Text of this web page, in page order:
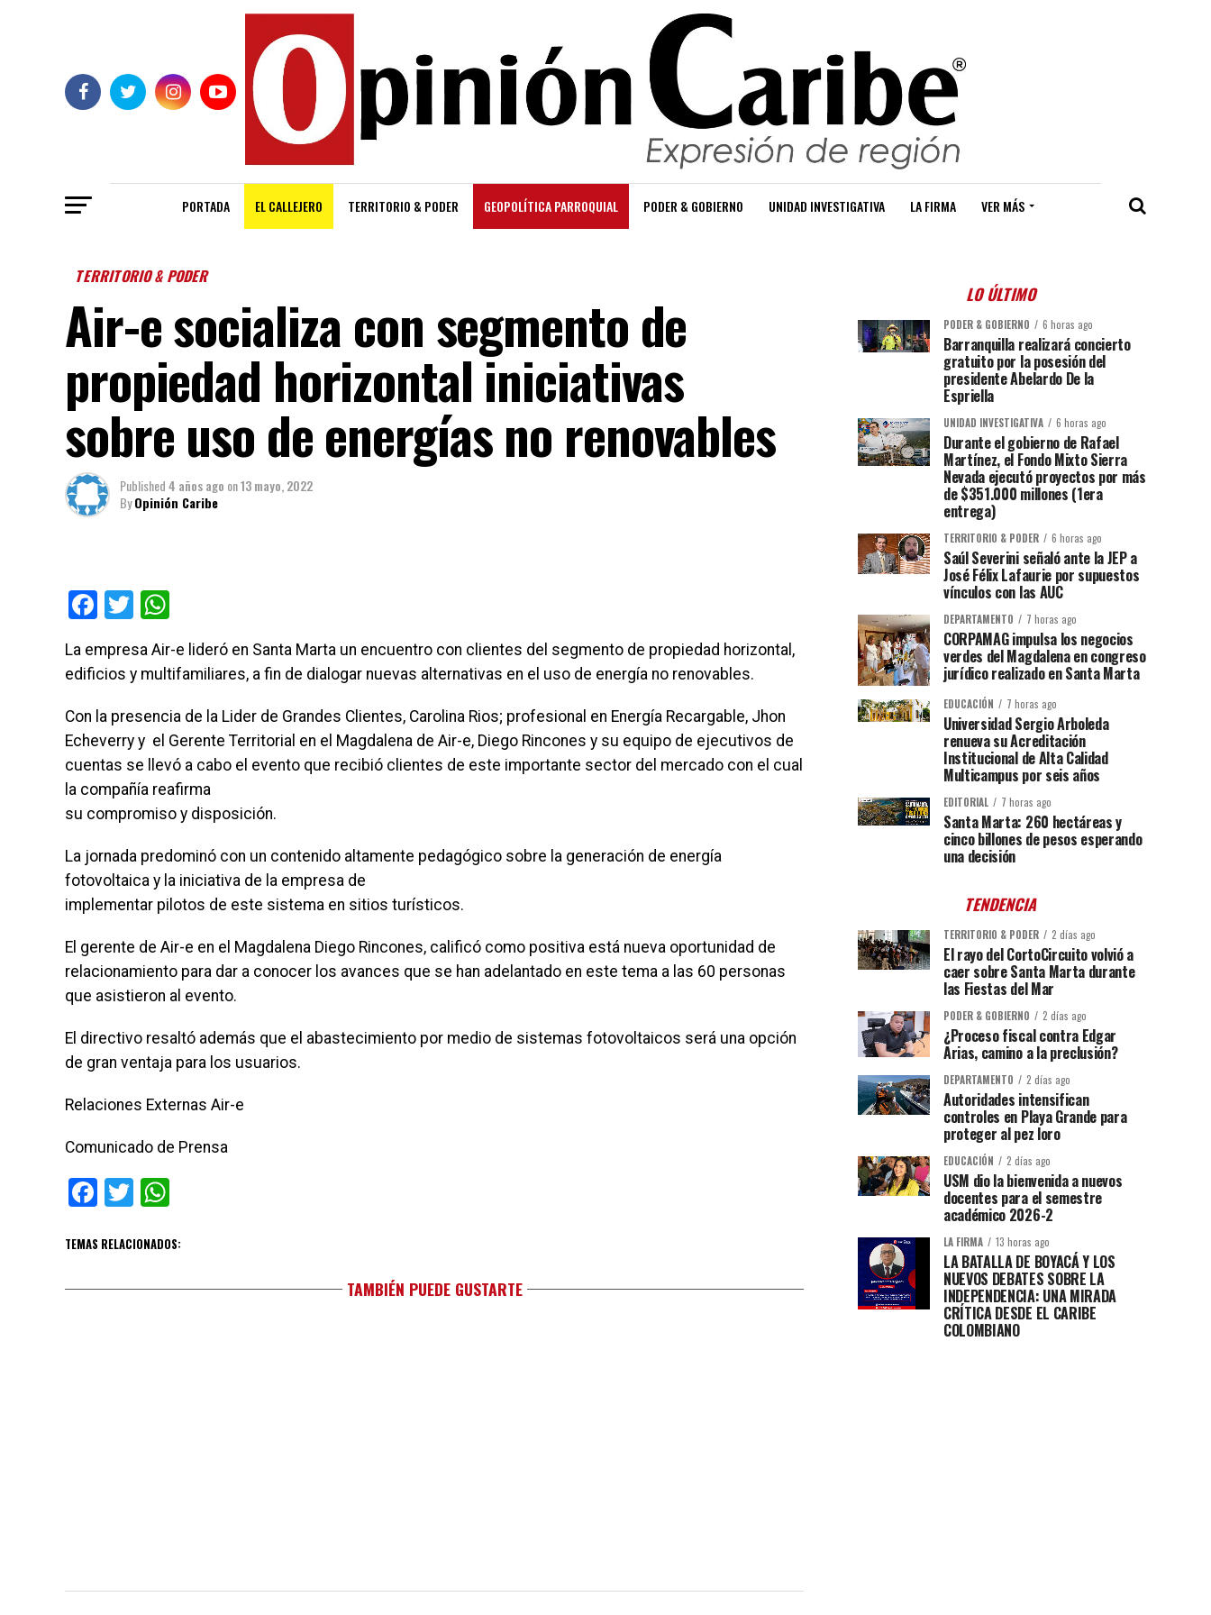
PORTADA EL CALLEJERO TERRITORIO & PODER GEOPOLÍTICA PARROQUIAL PODER & GOBIERNO UNIDAD INVESTIGATIVA LA FIRMA VER MÁS
TERRITORIO & PODER
Air-e socializa con segmento de
propiedad horizontal iniciativas
sobre uso de energías no renovables
Published4 años ago on13 mayo, 2022
ByOpinión Caribe
Facebook
Twitter
La empresa Air-e lideró en Santa Marta un encuentro con clientes del segmento de propiedad horizontal,
edificios y multifamiliares, a fin de dialogar nuevas alternativas en el uso de energía no renovables.
Con la presencia de la Lider de Grandes Clientes, Carolina Rios; profesional en Energía Recargable, Jhon
Echeverry y el Gerente Territorial en el Magdalena de Air-e, Diego Rincones y su equipo de ejecutivos de
cuentas se llevó a cabo el evento que recibió clientes de este importante sector del mercado con el cual
la compañía reafirma
su compromiso y disposición.
La jornada predominó con un contenido altamente pedagógico sobre la generación de energía
fotovoltaica y la iniciativa de la empresa de
implementar pilotos de este sistema en sitios turísticos.
El gerente de Air-e en el Magdalena Diego Rincones, calificó como positiva está nueva oportunidad de
relacionamiento para dar a conocer los avances que se han adelantado en este tema a las 60 personas
que asistieron al evento.
El directivo resaltó además que el abastecimiento por medio de sistemas fotovoltaicos será una opción
de gran ventaja para los usuarios.
Relaciones Externas Air-e
Comunicado de Prensa
Facebook
Twitter
TEMAS RELACIONADOS:
TAMBIÉN PUEDE GUSTARTE
LO ÚLTIMO
PODER & GOBIERNO 6 horas ago
Barranquilla realizará concierto
gratuito por la posesión del
presidente Abelardo De la
Espriella
UNIDAD INVESTIGATIVA 6 horas ago
Durante el gobierno de Rafael
Martínez, el Fondo Mixto Sierra
Nevada ejecutó proyectos por más
de $351.000 millones (1era
entrega)
TERRITORIO & PODER 6 horas ago
Saúl Severini señaló ante la JEP a
José Félix Lafaurie por supuestos
vínculos con las AUC
DEPARTAMENTO 7 horas ago
CORPAMAG impulsa los negocios
verdes del Magdalena en congreso
jurídico realizado en Santa Marta
EDUCACIÓN 7 horas ago
Universidad Sergio Arboleda
renueva su Acreditación
Institucional de Alta Calidad
Multicampus por seis años
EDITORIAL 7 horas ago
Santa Marta: 260 hectáreas y
cinco billones de pesos esperando
una decisión
TENDENCIA
TERRITORIO & PODER 2 días ago
El rayo del CortoCircuito volvió a
caer sobre Santa Marta durante
las Fiestas del Mar
PODER & GOBIERNO 2 días ago
¿Proceso fiscal contra Edgar
Arias, camino a la preclusión?
DEPARTAMENTO 2 días ago
Autoridades intensifican
controles en Playa Grande para
proteger al pez loro
EDUCACIÓN 2 días ago
USM dio la bienvenida a nuevos
docentes para el semestre
académico 2026-2
LA FIRMA 13 horas ago
LA BATALLA DE BOYACÁ Y LOS
NUEVOS DEBATES SOBRE LA
INDEPENDENCIA: UNA MIRADA
CRÍTICA DESDE EL CARIBE
COLOMBIANO